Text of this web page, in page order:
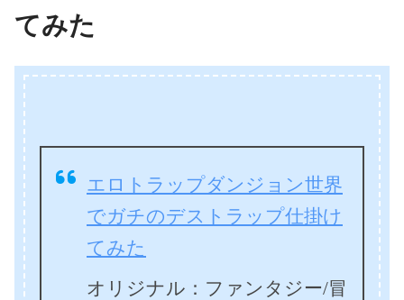
てみた
エロトラップダンジョン世界
でガチのデストラップ仕掛け
てみた
オリジナル：ファンタジー/冒